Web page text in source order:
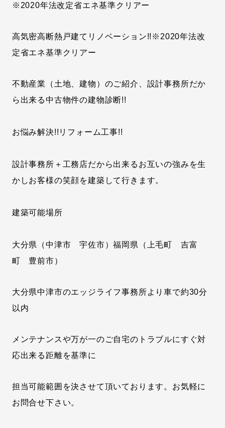
※2020年法改定省エネ基準クリアー
高気密高断熱戸建てリノベーション!!※2020年法改
定省エネ基準クリアー
不動産業（土地、建物）のご紹介、設計事務所だか
ら出来る中古物件の建物診断!!
お悩み解決!!リフォーム工事!!
設計事務所＋工務店だから出来るお互いの強みを生
かしお客様の笑顔を建築して行きます。
建築可能場所
大分県（中津市 宇佐市）福岡県（上毛町 吉富
町 豊前市）
大分県中津市のエッジライフ事務所より車で約30分
以内
メンテナンスや万が一のご自宅のトラブルにすぐ対
応出来る距離を基準に
担当可能範囲を決させて頂いております。お気軽に
お問合せ下さい。